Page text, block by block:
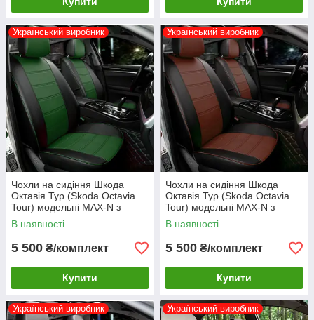
Український виробник
Чохли на сидіння Шкода
Октавія Тур (Skoda Octavia
Tour) модельні MAX-N з
екошкіри Чорно-зелений
В наявності
5 500 ₴/комплект
Купити
Український виробник
Чохли на сидіння Шкода
Октавія Тур (Skoda Octavia
Tour) модельні MAX-N з
екошкіри Чорно-коричневий
В наявності
5 500 ₴/комплект
Купити
Український виробник Український виробник